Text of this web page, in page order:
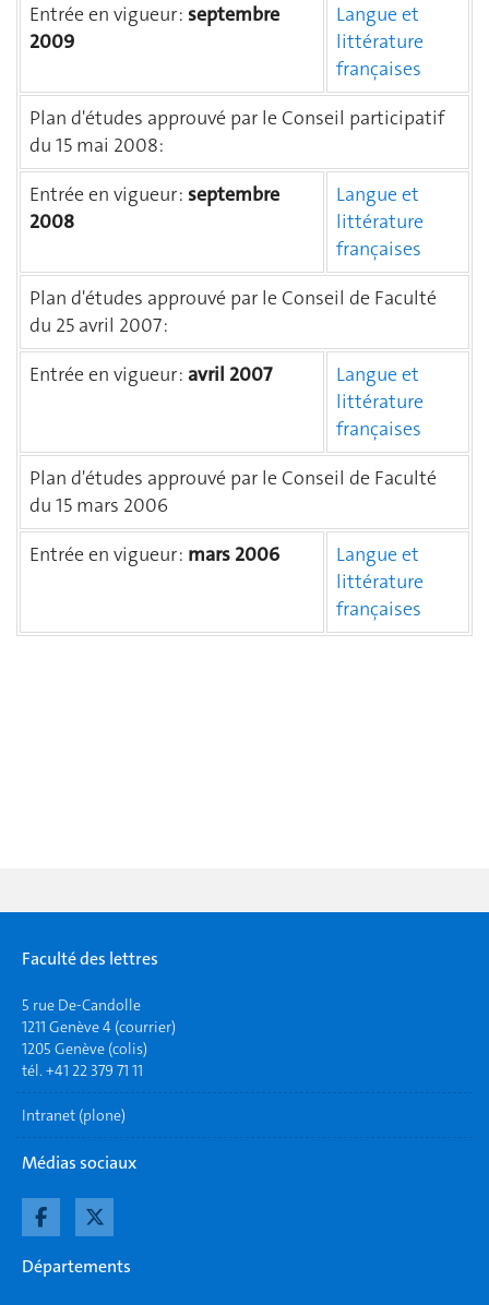
Entrée en vigueur : septembre
2009
Langue et
littérature
françaises
Plan d'études approuvé par le Conseil participatif
du 15 mai 2008:
Entrée en vigueur : septembre
2008
Langue et
littérature
françaises
Plan d'études approuvé par le Conseil de Faculté
du 25 avril 2007 :
Entrée en vigueur : avril 2007
Langue et
littérature
françaises
Plan d'études approuvé par le Conseil de Faculté
du 15 mars 2006
Entrée en vigueur : mars 2006
Langue et
littérature
françaises
Faculté des lettres
5 rue De-Candolle
1211 Genève 4 (courrier)
1205 Genève (colis)
tél. +41 22 379 71 11
Intranet (plone)
Médias sociaux
Départements